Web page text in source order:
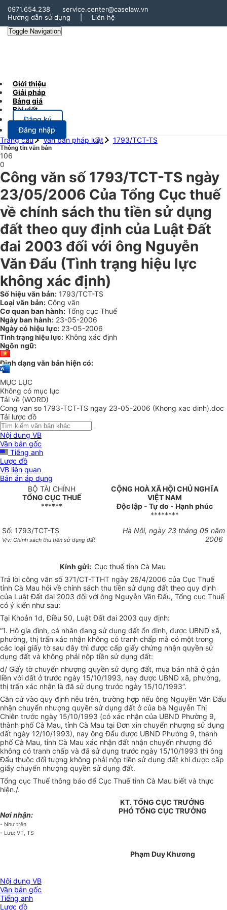
0971.654.238
service.center@caselaw.vn
Hướng dẫn sử dụng
Liên hệ
Toggle Navigation
Giới thiệu
Giải pháp
Bảng giá
Bài viết
Đăng ký
Đăng nhập
Trang chủ
Văn bản pháp luật 1793/TCT-TS
Thông tin văn bản
106
0
Công văn số 1793/TCT-TS ngày
23/05/2006 Của Tổng Cục thuế
về chính sách thu tiền sử dụng
đất theo quy định của Luật Đất
đai 2003 đối với ông Nguyễn
Văn Đẩu (Tình trạng hiệu lực
không xác định)
Số hiệu văn bản: 1793/TCT-TS
Loại văn bản: Công văn
Cơ quan ban hành: Tổng cục Thuế
Ngày ban hành: 23-05-2006
Ngày có hiệu lực: 23-05-2006
Tình trạng hiệu lực: Không xác định
Ngôn ngữ:
Định dạng văn bản hiện có:
MỤC LỤC
Không có mục lục
Tải về (WORD)
Cong van so 1793-TCT-TS ngay 23-05-2006 (Khong xac dinh).doc
Tải lược đồ
Nội dung VB
Văn bản gốc
Tiếng anh
Lược đồ
VB liên quan
Bản án áp dụng
BỘ TÀI CHÍNH
TỔNG CỤC THUẾ
******
CỘNG HOÀ XÃ HỘI CHỦ NGHĨA
VIỆT NAM
Độc lập - Tự do - Hạnh phúc
********
Số: 1793/TCT-TS
V/v: Chính sách thu tiền sử dụng đất
Hà Nội, ngày 23 tháng 05 năm
2006
Kính gửi: Cục thuế tỉnh Cà Mau
Trả lời công văn số 371/CT-TTHT ngày 26/4/2006 của Cục Thuế
tỉnh Cà Mau hỏi về chính sách thu tiền sử dụng đất theo quy định
của Luật Đất đai 2003 đối với ông Nguyễn Văn Đẩu, Tổng cục Thuế
có ý kiến như sau:
Tại Khoản 1d, Điều 50, Luật Đất đai 2003 quy định:
“1. Hộ gia đình, cá nhân đang sử dụng đất ổn định, được UBND xã,
phường, thị trấn xác nhận không có tranh chấp mà có một trong
các loại giấy tờ sau đây thì được cấp giấy chứng nhận quyền sử
dụng đất và không phải nộp tiền sử dụng đất:
d/ Giấy tờ chuyển nhượng quyền sử dụng đất, mua bán nhà ở gắn
liền với đất ở trước ngày 15/10/1993, nay được UBND xã, phường,
thị trấn xác nhận là đã sử dụng trước ngày 15/10/1993”.
Căn cứ vào quy định nêu trên, trường hợp nếu ông Nguyễn Văn Đẩu
nhận chuyển nhượng quyền sử dụng đất ở của bà Nguyễn Thị
Chiên trước ngày 15/10/1993 (có xác nhận của UBND Phường 9,
thành phố Cà Mau, tỉnh Cà Mau tại Đơn xin chuyển nhượng sử dụng
đất ngày 12/10/1993), nay ông Đẩu được UBND Phường 9, thành
phố Cà Mau, tỉnh Cà Mau xác nhận đất nhận chuyển nhượng đó
không có tranh chấp và đã sử dụng trước ngày 15/10/1993 thì ông
Đẩu thuộc đối tượng không phải nộp tiền sử dụng đất khi được cấp
giấy chuyển nhượng quyền sử dụng đất.
Tổng cục Thuế thông báo để Cục Thuế tỉnh Cà Mau biết và thực
hiện./.
Nơi nhận:
- Như trên
- Lưu: VT, TS
KT. TỔNG CỤC TRƯỞNG
PHÓ TỔNG CỤC TRƯỞNG
Phạm Duy Khương
Nội dung VB
Văn bản gốc
Tiếng anh
Lược đồ